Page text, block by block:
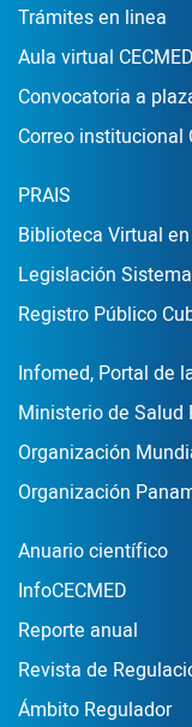
Enlace
Trámites en linea
Aula virtual CECMED
Convocatoria a
Correo institucional
Enlace
PRAIS
Biblioteca Virtual
Legislación
Registro Público
Enlace
Infomed, Portal de
Ministerio de Salud
Organización
Organización
Anuario científico
InfoCECMED
Reporte anual
Revista de
Ámbito Regulador